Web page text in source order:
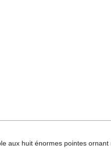
aux huit énormes pointes